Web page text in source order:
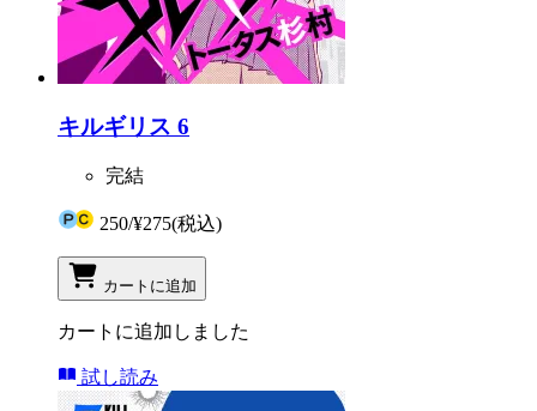
キルギリス 6
完結
250/¥275(税込)
カートに追加
カートに追加しました
試し読み